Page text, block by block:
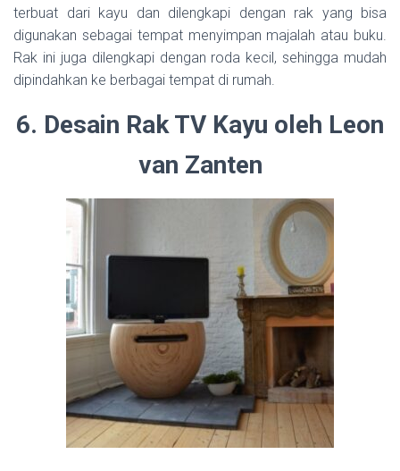
terbuat dari kayu dan dilengkapi dengan rak yang bisa
digunakan sebagai tempat menyimpan majalah atau buku.
Rak ini juga dilengkapi dengan roda kecil, sehingga mudah
dipindahkan ke berbagai tempat di rumah.
6. Desain Rak TV Kayu oleh Leon
van Zanten